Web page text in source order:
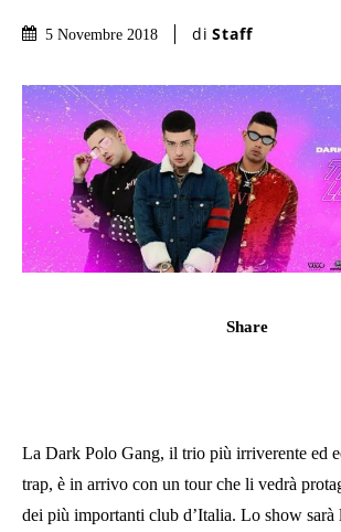
5 Novembre 2018 di Staff
Share
La Dark Polo Gang, il trio più irriverente ed
trap, è in arrivo con un tour che li vedrà
dei più importanti club d’Italia. Lo show sarà